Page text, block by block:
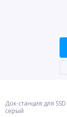
Док-станция для SSD
серый